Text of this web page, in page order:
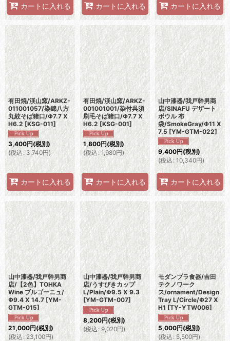
カートに入れる カートに入れる カートに入れる
有田焼/渓山窯/ARKZ-
011001057/染錦八方
丸紋そば猪口/Φ7.7 X
H6.2 [KSG-011]
3,400円(税別)
(税込 : 3,740円)
カートに入れる
有田焼/渓山窯/ARKZ-
001001001/染付呉須
刷毛そば猪口/Φ7.7 X
H6.2 [KSG-001]
1,800円(税別)
(税込: 1,980円)
カートに入れる
山中漆器/我戸幹男商
店/SINAFU デザート
ボウル 布
袋/SmokeGray/Φ11 X
7.5 [YM-GTM-022]
9,400円(税別)
(税込: 10,340円)
カートに入れる
山中漆器/我戸幹男商
店/【2色】TOHKA
Wine ブルゴーニュ/
Φ9.4 X 14.7 [YM-
GTM-015]
21,000円(税別)
(税込: 23,100円)
山中漆器/我戸幹男商
店/うすびきカップ
L/Plain/Φ9.5 X 9.3
[YM-GTM-007]
8,200円(税別)
(税込: 9,020円)
モダンプラ食器/吉田
テクノワーク
ス/ornament/Design
Tray L/Circle/Φ27 X
H1 [TY-YTW006]
5,000円(税別)
(税込: 5,500円)